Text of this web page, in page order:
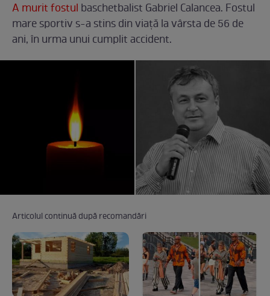
A murit fostul baschetbalist Gabriel Calancea. Fostul
mare sportiv s-a stins din viață la vârsta de 56 de
ani, în urma unui cumplit accident.
Articolul continuă după recomandări